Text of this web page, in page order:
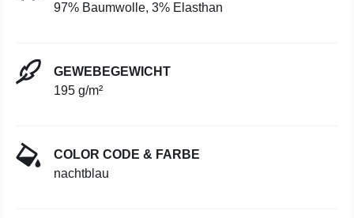
97% Baumwolle, 3% Elasthan
GEWEBEGEWICHT
195 g/m²
COLOR CODE & FARBE
nachtblau